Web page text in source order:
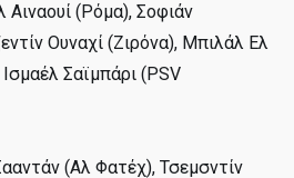
Αιναουί (Ρόμα), Σοφιάν
Ουναχί (Ζιρόνα), Μπιλάλ Ελ
Σαϊμπάρι (PSV
(Αλ Φατέχ), Τσεμσντίν